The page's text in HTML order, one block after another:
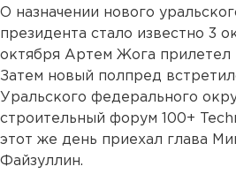
О назначении нового
президента стало известно 3
октября Артем Жога прилетел
Затем новый полпред
Уральского федерального
строительный форум 100+
этот же день приехал глава
Файзуллин.